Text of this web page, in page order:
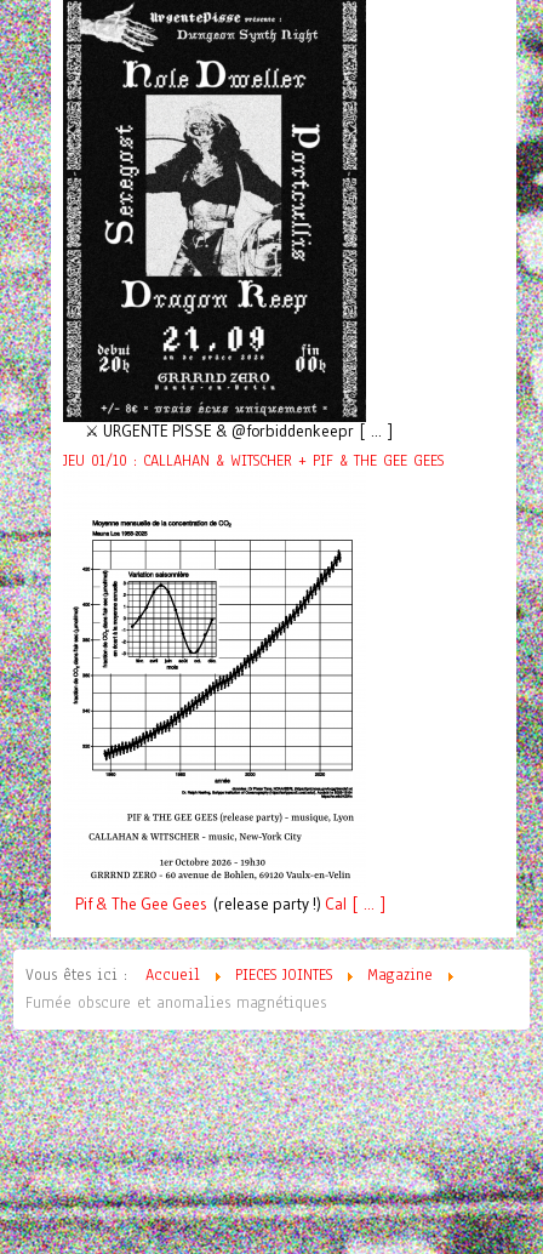
⚔️ URGENTE PISSE & @forbiddenkeepr [ ... ]
JEU 01/10 : CALLAHAN & WITSCHER + PIF & THE GEE GEES
Pif& The Gee Gees (release party !) Cal [ ... ]
Vous êtes ici : Accueil PIECES JOINTES
Magazine
Fumée obscure et anomalies magnétiques